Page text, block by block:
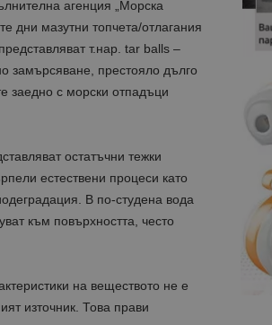
агенция „Морска
дни мазутни топчета/отлагания
т.нар. tar balls –
замърсяване, престояло дълго
заедно с морски отпадъци
остатъчни тежки
естествени процеси като
В по-студена вода
към повърхността, често
на веществото не е
източник. Това прави